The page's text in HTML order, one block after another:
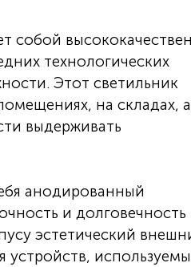
собой
технологических
Этот светильник
на складах, а
выдерживать
анодированный
и долговечность
эстетический